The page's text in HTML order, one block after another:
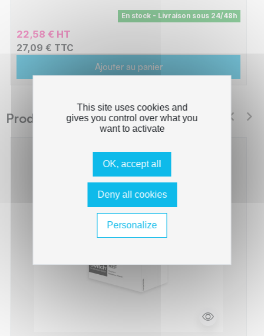
En stock - Livraison sous 24/48h
22,58 € HT
27,09 € TTC
Ajouter au panier
Produits suggérés Switch
This site uses cookies and
gives you control over what you
want to activate
OK, accept all
Deny all cookies
Personalize